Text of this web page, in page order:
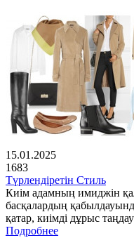
15.01.2025
1683
Түрлендіретін Стиль
Киім адамның имиджін
басқалардың
қатар, киімді дұрыс
Подробнее